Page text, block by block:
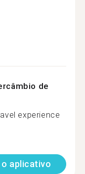
de
experience
o aplicativo